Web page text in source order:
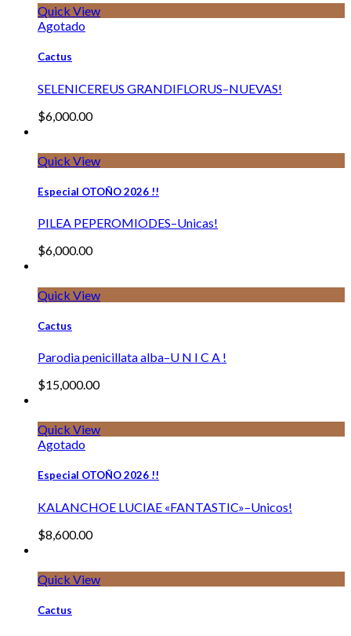
Quick View
Agotado
Cactus
SELENICEREUS GRANDIFLORUS–NUEVAS!
$6,000.00
Quick View
Especial OTOÑO 2026 !!
PILEA PEPEROMIODES–Unicas!
$6,000.00
Quick View
Cactus
Parodia penicillata alba–U N I C A !
$15,000.00
Quick View
Agotado
Especial OTOÑO 2026 !!
KALANCHOE LUCIAE «FANTASTIC»–Unicos!
$8,600.00
Quick View
Cactus